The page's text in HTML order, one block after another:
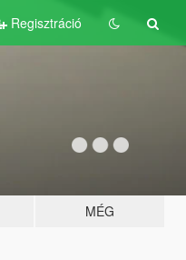
Regisztráció
MÉG